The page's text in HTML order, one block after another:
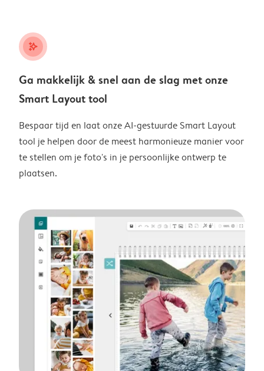
stars_plus
Ga makkelijk & snel aan de slag met onze
Smart Layout tool
Bespaar tijd en laat onze AI-gestuurde Smart Layout
tool je helpen door de meest harmonieuze manier voor
te stellen om je foto's in je persoonlijke ontwerp te
plaatsen.